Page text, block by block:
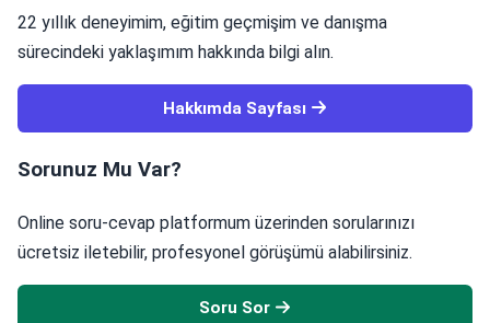
22 yıllık deneyimim, eğitim geçmişim ve danışma
sürecindeki yaklaşımım hakkında bilgi alın.
Hakkımda Sayfası
Sorunuz Mu Var?
Online soru-cevap platformum üzerinden sorularınızı
ücretsiz iletebilir, profesyonel görüşümü alabilirsiniz.
Soru Sor